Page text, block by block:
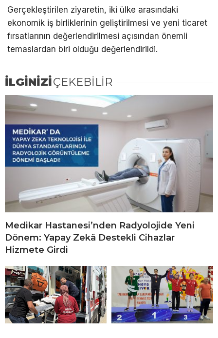
Gerçekleştirilen ziyaretin, iki ülke arasındaki
ekonomik iş birliklerinin geliştirilmesi ve yeni ticaret
fırsatlarının değerlendirilmesi açısından önemli
temaslardan biri olduğu değerlendirildi.
İLGİNİZİÇEKEBİLİR
Medikar Hastanesi’nden Radyolojide Yeni
Dönem: Yapay Zekâ Destekli Cihazlar
Hizmete Girdi